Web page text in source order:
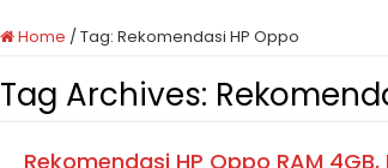
Home /Tag: Rekomendasi HP Oppo
Tag Archives:
Rekomendasi HP Oppo RAM